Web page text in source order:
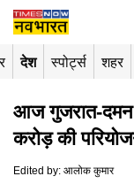
देश स्पोर्ट्स शहर
आज गुजरात-दमन
करोड़ की
Edited by: आलोक कुमार